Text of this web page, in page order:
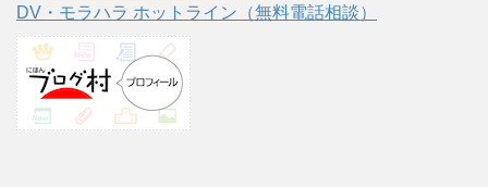
DV・モラハラ ホットライン（無料電話相談）